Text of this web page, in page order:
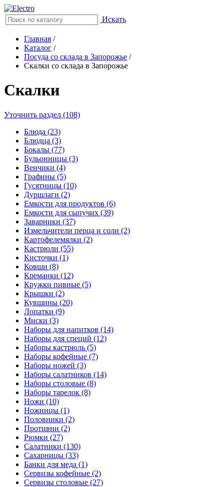
Искать
Главная /
Каталог /
Посуда со склада в Запорожье /
Скалки со склада в Запорожье
Скалки
Уточнить раздел (108)
Блюда (23)
Блюдца (3)
Бокалы (77)
Бульонницы (3)
Венчики (4)
Графины (5)
Гусятницы (10)
Дуршлаги (2)
Емкости для продуктов (6)
Емкости для сыпучих (39)
Заварники (37)
Измельчители перца и соли (2)
Картофелемялки (2)
Кастрюли (55)
Кисточки (1)
Ковши (8)
Креманки (12)
Кружки пивные (5)
Крышки (2)
Кувшины (20)
Лопатки (9)
Миски (3)
Наборы для напитков (14)
Наборы для специй (12)
Наборы кастрюль (5)
Наборы кофейные (7)
Наборы ножей (3)
Наборы салатников (14)
Наборы столовые (8)
Наборы тарелок (8)
Ножи (10)
Ножницы (1)
Половники (2)
Противни (2)
Рюмки (27)
Салатники (130)
Сахарницы (33)
Банки для меда (1)
Сервизы кофейные (2)
Сервизы столовые (27)